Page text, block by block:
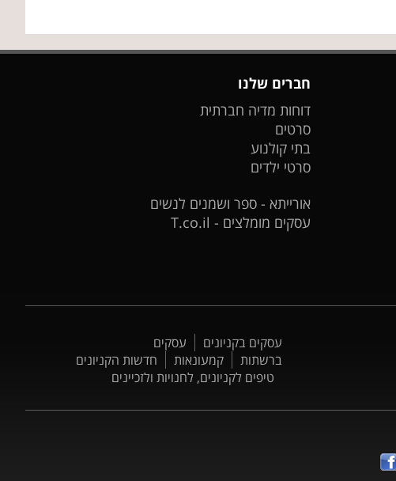
חברים שלנו
דוחות מדיה חברתית
סרטים
בתי קולנוע
סרטי ילדים
אורייתא - ספר ושמנים לנשים
עסקים מומלצים - T.co.il
עסקים בקניונים
עסקים
ברשתות
קמעונאות
חדשות הקניונים
טיפים לקניונים, לחנויות ולזכיינים